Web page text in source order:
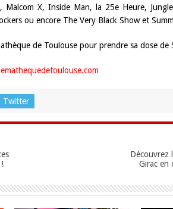
X, Inside Man, la 25e Heure, Jungle
ou encore The Very Black Show et
de Toulouse pour prendre sa dose de
Twitter
Découvrez
Girac en